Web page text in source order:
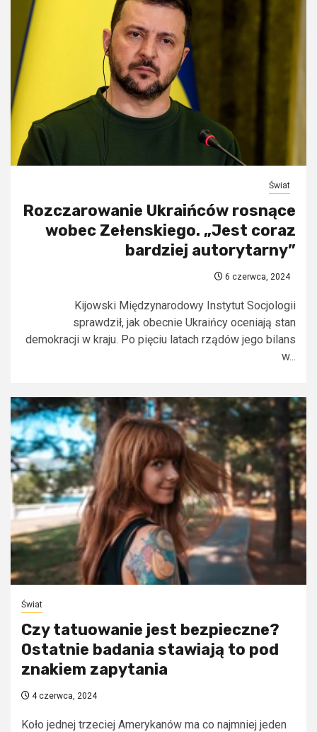
Świat
Rozczarowanie Ukraińców rosnące
wobec Zełenskiego. „Jest coraz
bardziej autorytarny”
6 czerwca, 2024
Kijowski Międzynarodowy Instytut Socjologii
sprawdził, jak obecnie Ukraińcy oceniają stan
demokracji w kraju. Po pięciu latach rządów jego bilans
w...
Świat
Czy tatuowanie jest bezpieczne?
Ostatnie badania stawiają to pod
znakiem zapytania
4 czerwca, 2024
Koło jednej trzeciej Amerykanów ma co najmniej jeden